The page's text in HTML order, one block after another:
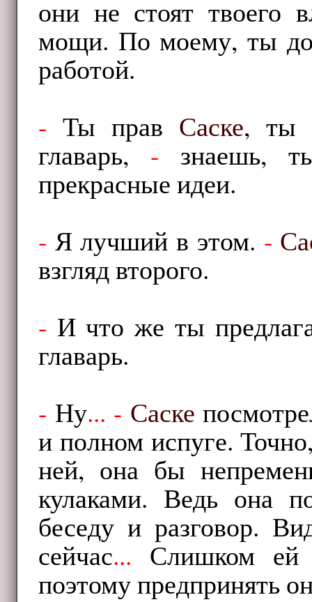
они не стоят твоего
мощи. По моему, ты
работой.
- Ты прав Саске, ты
главарь, - знаешь,
прекрасные идеи.
- Я лучший в этом. -
взгляд второго.
- И что же ты
главарь.
- Ну... - Саске
и полном испуге.
ней, она бы
кулаками. Ведь она
беседу и разговор.
сейчас... Слишком ей
поэтому предпринять